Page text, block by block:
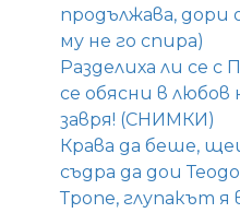
продължава,
му не го спира)
Разделиха ли се с
се обясни в
завря! (СНИМКИ)
Крава да беше,
съдра да дои
Тропе, глупакът